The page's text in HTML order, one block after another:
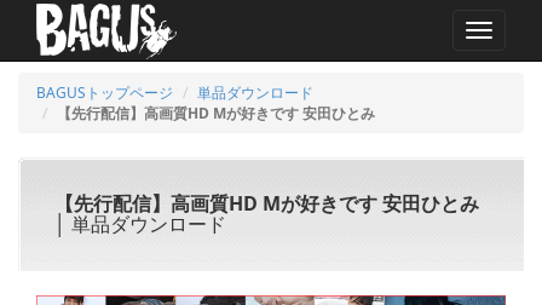
MENU
BAGUSトップページ
単品ダウンロード
【先行配信】高画質HD Mが好きです 安田ひとみ
【先行配信】高画質HD Mが好きです 安田ひとみ
│ 単品ダウンロード